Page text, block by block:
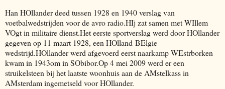
Han HOllander deed tussen 1928 en 1940 verslag van
voetbalwedstrijden voor de avro radio.HIj zat samen met WIllem
VOgt in militaire dienst.Het eerste sportverslag werd door HOllander
gegeven op 11 maart 1928, een HOlland-BElgie
wedstrijd.HOllander werd afgevoerd eerst naarkamp WEstrborken
kwam in 1943om in SObibor.Op 4 mei 2009 werd er een
struikelsteen bij het laatste woonhuis aan de AMstelkass in
AMsterdam ingemetseld voor HOllander.